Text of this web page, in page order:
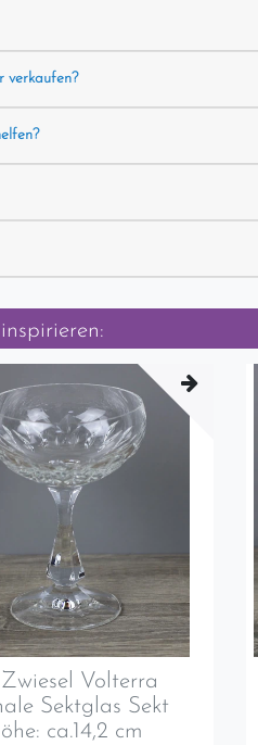
verkaufen?
Volterra
Sektglas Sekt
ca.14,2 cm